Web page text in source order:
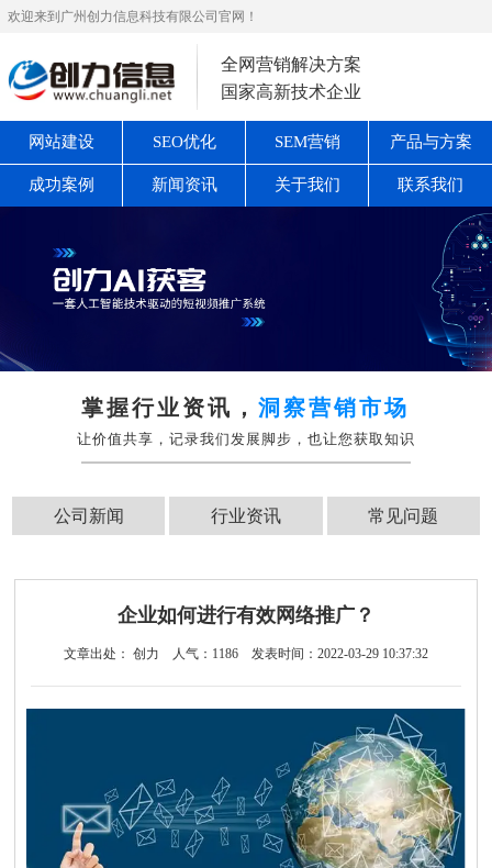
欢迎来到广州创力信息科技有限公司官网！
全网营销解决方案
国家高新技术企业
网站建设 SEO优化 SEM营销 产品与方案
成功案例 新闻资讯 关于我们 联系我们
掌握行业资讯，洞察营销市场
让价值共享，记录我们发展脚步，也让您获取知识
公司新闻 行业资讯 常见问题
企业如何进行有效网络推广？
文章出处： 创力 人气： 1186 发表时间：2022-03-29 10:37:32